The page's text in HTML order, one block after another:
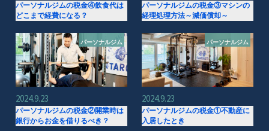
パーソナルジムの税金④飲食代は
どこまで経費になる？
パーソナルジムの税金③マシンの
経理処理方法～減価償却～
パーソナルジム
2024.9.23
パーソナルジムの税金②開業時は
銀行からお金を借りるべき？
パーソナルジム
2024.9.23
パーソナルジムの税金①不動産に
入居したとき